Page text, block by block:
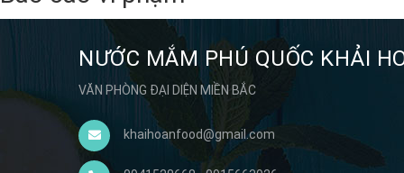
NƯỚC MẮM PHÚ QUỐC KHẢI
VĂN PHÒNG ĐẠI DIỆN MIỀN BẮC
khaihoanfood@gmail.com